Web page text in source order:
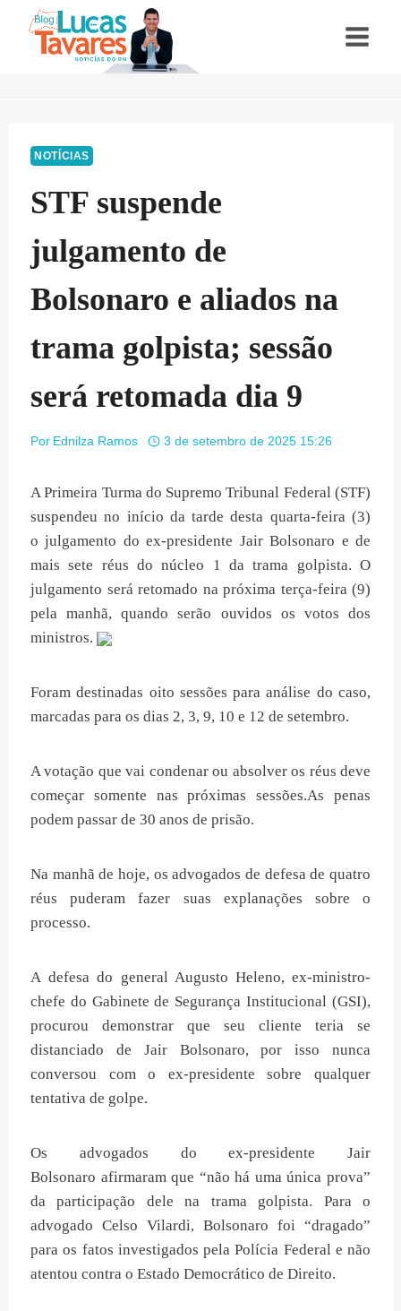
NOTÍCIAS
STF suspende
julgamento de
Bolsonaro e aliados na
trama golpista; sessão
será retomada dia 9
Por Ednilza Ramos 3 de setembro de 2025 15:26
A Primeira Turma do Supremo Tribunal Federal (STF)
suspendeu no início da tarde desta quarta-feira (3)
o julgamento do ex-presidente Jair Bolsonaro e de
mais sete réus do núcleo 1 da trama golpista. O
julgamento será retomado na próxima terça-feira (9)
pela manhã, quando serão ouvidos os votos dos
ministros.
Foram destinadas oito sessões para análise do caso,
marcadas para os dias 2, 3, 9, 10 e 12 de setembro.
A votação que vai condenar ou absolver os réus deve
começar somente nas próximas sessões.As penas
podem passar de 30 anos de prisão.
Na manhã de hoje, os advogados de defesa de quatro
réus puderam fazer suas explanações sobre o
processo.
A defesa do general Augusto Heleno, ex-ministro-
chefe do Gabinete de Segurança Institucional (GSI),
procurou demonstrar que seu cliente teria se
distanciado de Jair Bolsonaro, por isso nunca
conversou com o ex-presidente sobre qualquer
tentativa de golpe.
Os advogados do ex-presidente Jair
Bolsonaro afirmaram que “não há uma única prova”
da participação dele na trama golpista. Para o
advogado Celso Vilardi, Bolsonaro foi “dragado”
para os fatos investigados pela Polícia Federal e não
atentou contra o Estado Democrático de Direito.